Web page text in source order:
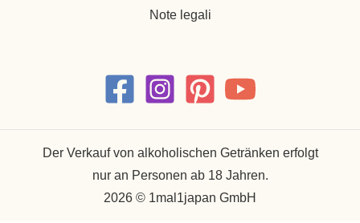
Note legali
Der Verkauf von alkoholischen Getränken erfolgt
nur an Personen ab 18 Jahren.
2026 © 1mal1japan GmbH